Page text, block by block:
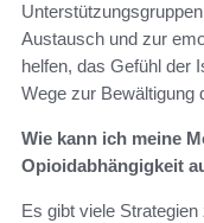
Austausch und zur
helfen, das Gefühl der
Wege zur Bewältigung
Wie kann ich meine
Opioidabhängigkeit
Es gibt viele